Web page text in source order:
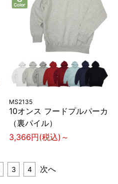
MS2135
10オンス フードプルパーカ
（裏パイル）
3,366円(税込)～
3 4 次へ